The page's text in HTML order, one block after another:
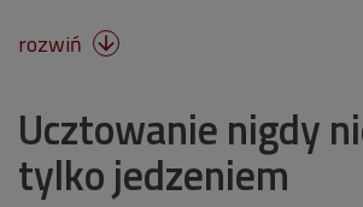
rozwiń 
Ucztowanie nigdy
tylko jedzeniem